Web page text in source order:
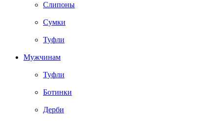
Слипоны
Сумки
Туфли
Мужчинам
Туфли
Ботинки
Дерби